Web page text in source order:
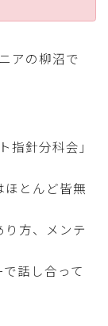
アの柳沼で
指針分科会」
ほとんど皆無
り方、メンテ
話し合って